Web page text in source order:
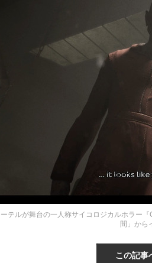
テルが舞台の一人称サイコロジカルホラー
間」から
この記事